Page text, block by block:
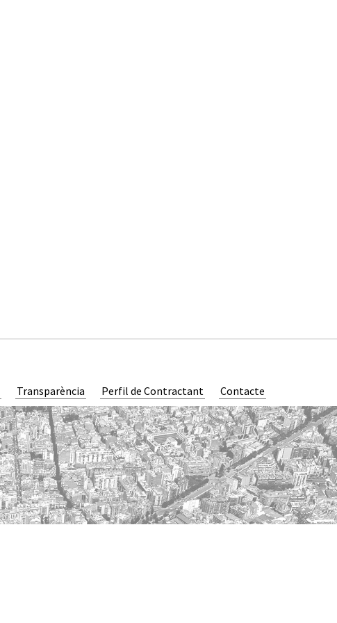
Transparència Perfil de Contractant Contacte